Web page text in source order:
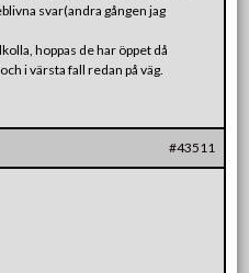
svar(andra gången jag
hoppas de har öppet då
i värsta fall redan på väg.
#43511